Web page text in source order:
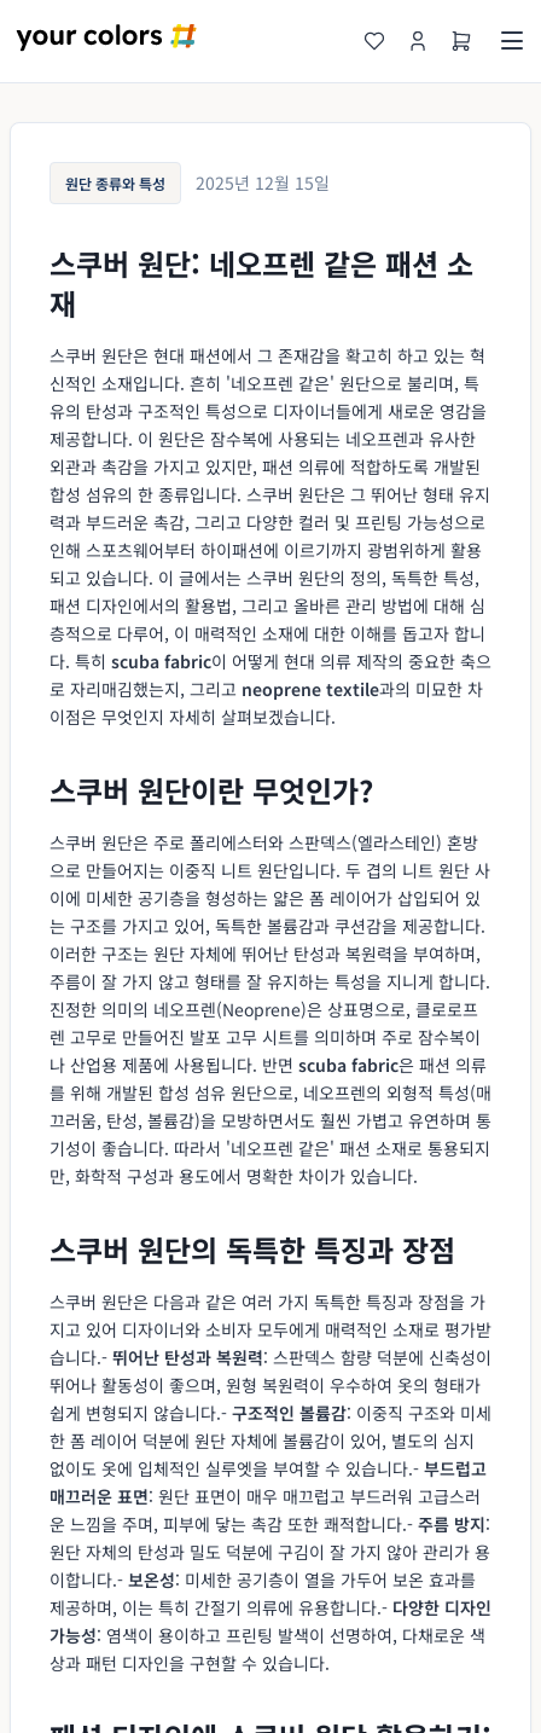
원단 종류와 특성 2025년 12월 15일
스쿠버 원단: 네오프렌 같은 패션 소
재
스쿠버 원단은 현대 패션에서 그 존재감을 확고히 하고 있는 혁
신적인 소재입니다. 흔히 '네오프렌 같은' 원단으로 불리며, 특
유의 탄성과 구조적인 특성으로 디자이너들에게 새로운 영감을
제공합니다. 이 원단은 잠수복에 사용되는 네오프렌과 유사한
외관과 촉감을 가지고 있지만, 패션 의류에 적합하도록 개발된
합성 섬유의 한 종류입니다. 스쿠버 원단은 그 뛰어난 형태 유지
력과 부드러운 촉감, 그리고 다양한 컬러 및 프린팅 가능성으로
인해 스포츠웨어부터 하이패션에 이르기까지 광범위하게 활용
되고 있습니다. 이 글에서는 스쿠버 원단의 정의, 독특한 특성,
패션 디자인에서의 활용법, 그리고 올바른 관리 방법에 대해 심
층적으로 다루어, 이 매력적인 소재에 대한 이해를 돕고자 합니
다. 특히 scuba fabric이 어떻게 현대 의류 제작의 중요한 축으
로 자리매김했는지, 그리고 neoprene textile과의 미묘한 차
이점은 무엇인지 자세히 살펴보겠습니다.
스쿠버 원단이란 무엇인가?
스쿠버 원단은 주로 폴리에스터와 스판덱스(엘라스테인) 혼방
으로 만들어지는 이중직 니트 원단입니다. 두 겹의 니트 원단 사
이에 미세한 공기층을 형성하는 얇은 폼 레이어가 삽입되어 있
는 구조를 가지고 있어, 독특한 볼륨감과 쿠션감을 제공합니다.
이러한 구조는 원단 자체에 뛰어난 탄성과 복원력을 부여하며,
주름이 잘 가지 않고 형태를 잘 유지하는 특성을 지니게 합니다.
진정한 의미의 네오프렌(Neoprene)은 상표명으로, 클로로프
렌 고무로 만들어진 발포 고무 시트를 의미하며 주로 잠수복이
나 산업용 제품에 사용됩니다. 반면 scuba fabric은 패션 의류
를 위해 개발된 합성 섬유 원단으로, 네오프렌의 외형적 특성(매
끄러움, 탄성, 볼륨감)을 모방하면서도 훨씬 가볍고 유연하며 통
기성이 좋습니다. 따라서 '네오프렌 같은' 패션 소재로 통용되지
만, 화학적 구성과 용도에서 명확한 차이가 있습니다.
스쿠버 원단의 독특한 특징과 장점
스쿠버 원단은 다음과 같은 여러 가지 독특한 특징과 장점을 가
지고 있어 디자이너와 소비자 모두에게 매력적인 소재로 평가받
습니다.- 뛰어난 탄성과 복원력: 스판덱스 함량 덕분에 신축성이
뛰어나 활동성이 좋으며, 원형 복원력이 우수하여 옷의 형태가
쉽게 변형되지 않습니다.- 구조적인 볼륨감: 이중직 구조와 미세
한 폼 레이어 덕분에 원단 자체에 볼륨감이 있어, 별도의 심지
없이도 옷에 입체적인 실루엣을 부여할 수 있습니다.- 부드럽고
매끄러운 표면: 원단 표면이 매우 매끄럽고 부드러워 고급스러
운 느낌을 주며, 피부에 닿는 촉감 또한 쾌적합니다.- 주름 방지:
원단 자체의 탄성과 밀도 덕분에 구김이 잘 가지 않아 관리가 용
이합니다.- 보온성: 미세한 공기층이 열을 가두어 보온 효과를
제공하며, 이는 특히 간절기 의류에 유용합니다.- 다양한 디자인
가능성: 염색이 용이하고 프린팅 발색이 선명하여, 다채로운 색
상과 패턴 디자인을 구현할 수 있습니다.